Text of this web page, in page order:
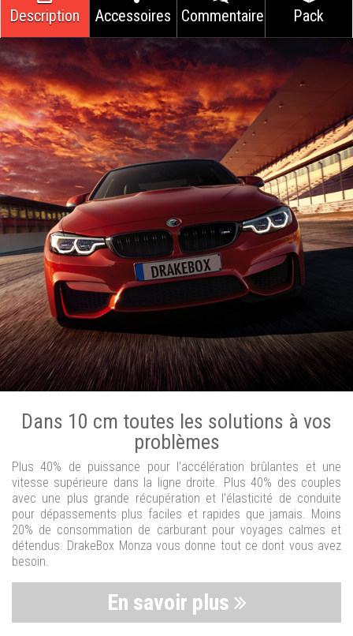
Description Accessoires Commentaires Pack
Dans 10 cm toutes les solutions à vos
problèmes
Plus 40% de puissance pour l'accélération brûlantes et une
vitesse supérieure dans la ligne droite. Plus 40% des couples
avec une plus grande récupération et l'élasticité de conduite
pour dépassements plus faciles et rapides que jamais. Moins
20% de consommation de carburant pour voyages calmes et
détendus. DrakeBox Monza vous donne tout ce dont vous avez
besoin.
En savoir plus